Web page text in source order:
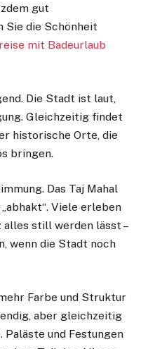
gut
Sie die Schönheit
mit Badeurlaub
Die Stadt ist laut,
Gleichzeitig findet
historische Orte, die
bringen.
Das Taj Mahal
Viele erleben
still werden lässt –
wenn die Stadt noch
Farbe und Struktur
aber gleichzeitig
und Festungen